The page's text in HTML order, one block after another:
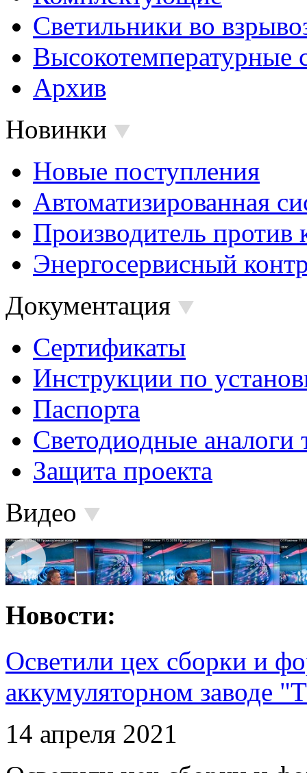
Светильники во
Высокотемпературные
Архив
Новинки
Новые поступления
Автоматизированная
Производитель против
Энергосервисный
Документация
Сертификаты
Инструкции по
Паспорта
Светодиодные аналоги
Защита проекта
Видео
Новости:
Осветили цех сборки и
аккумуляторном заводе
14 апреля 2021